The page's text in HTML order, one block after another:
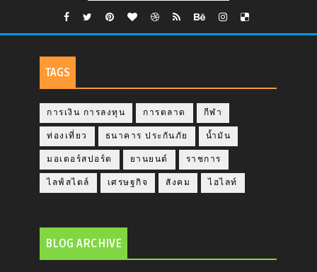
TAGS
การเงิน การลงทุน การตลาด กีฬา
ท่องเที่ยว ธนาคาร ประกันภัย น้ำมัน
มอเตอร์สปอร์ต ยานยนต์ ราชการ
ไลฟ์สไตล์ เศรษฐกิจ สังคม ไฮไลท์
BLOG ARCHIVE